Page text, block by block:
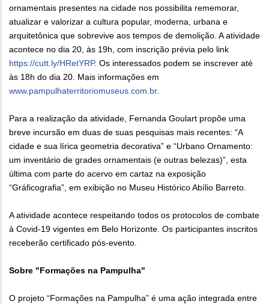
ornamentais presentes na cidade nos possibilita rememorar,
atualizar e valorizar a cultura popular, moderna, urbana e
arquitetônica que sobrevive aos tempos de demolição. A atividade
acontece no dia 20, às 19h, com inscrição prévia pelo link
https://cutt.ly/HRetYRP. Os interessados podem se inscrever até
às 18h do dia 20. Mais informações em
www.pampulhaterritoriomuseus.com.br.
Para a realização da atividade, Fernanda Goulart propõe uma
breve incursão em duas de suas pesquisas mais recentes: “A
cidade e sua lírica geometria decorativa” e “Urbano Ornamento:
um inventário de grades ornamentais (e outras belezas)”, esta
última com parte do acervo em cartaz na exposição
“Gráficografia”, em exibição no Museu Histórico Abílio Barreto.
A atividade acontece respeitando todos os protocolos de combate
à Covid-19 vigentes em Belo Horizonte. Os participantes inscritos
receberão certificado pós-evento.
Sobre "Formações na Pampulha"
O projeto “Formações na Pampulha” é uma ação integrada entre